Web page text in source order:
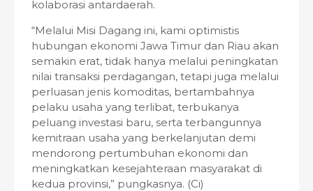
kolaborasi antardaerah.
“Melalui Misi Dagang ini, kami optimistis
hubungan ekonomi Jawa Timur dan Riau akan
semakin erat, tidak hanya melalui peningkatan
nilai transaksi perdagangan, tetapi juga melalui
perluasan jenis komoditas, bertambahnya
pelaku usaha yang terlibat, terbukanya
peluang investasi baru, serta terbangunnya
kemitraan usaha yang berkelanjutan demi
mendorong pertumbuhan ekonomi dan
meningkatkan kesejahteraan masyarakat di
kedua provinsi,” pungkasnya. (Ci)